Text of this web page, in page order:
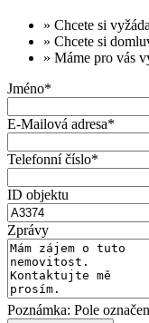
» Chcete si
» Chcete si
» Máme pro vás
Jméno*
E-Mailová adresa*
Telefonní číslo*
ID objektu
Zprávy
Poznámka: Pole